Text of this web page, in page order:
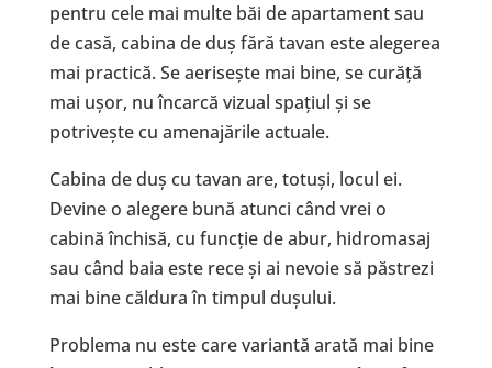
pentru cele mai multe băi de apartament sau
de casă, cabina de duș fără tavan este alegerea
mai practică. Se aerisește mai bine, se curăță
mai ușor, nu încarcă vizual spațiul și se
potrivește cu amenajările actuale.
Cabina de duș cu tavan are, totuși, locul ei.
Devine o alegere bună atunci când vrei o
cabină închisă, cu funcție de abur, hidromasaj
sau când baia este rece și ai nevoie să păstrezi
mai bine căldura în timpul dușului.
Problema nu este care variantă arată mai bine